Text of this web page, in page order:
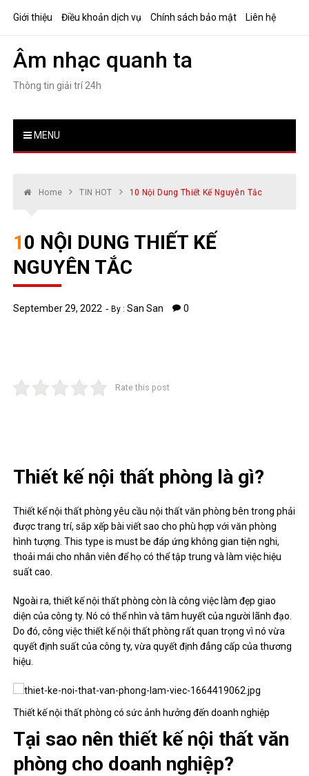
Giới thiệu Điều khoản dịch vụ Chính sách bảo mật Liên hệ
Âm nhạc quanh ta
Thông tin giải trí 24h
MENU
Home TIN HOT 10 Nội Dung Thiết Kế Nguyên Tắc
10 NỘI DUNG THIẾT KẾ
NGUYÊN TẮC
September 29, 2022 By :San San 0
Rate this post
Thiết kế nội thất phòng là gì?
Thiết kế nội thất phòng yêu cầu nội thất văn phòng bên trong phải
được trang trí, sắp xếp bài viết sao cho phù hợp với văn phòng
hình tượng. This type is must be đáp ứng không gian tiện nghi,
thoải mái cho nhân viên để họ có thể tập trung và làm việc hiệu
suất cao.
Ngoài ra, thiết kế nội thất phòng còn là công việc làm đẹp giao
diện của công ty. Nó có thể nhìn và tâm huyết của người lãnh đạo.
Do đó, công việc thiết kế nội thất phòng rất quan trọng vì nó vừa
quyết định suất của công ty, vừa quyết định đẳng cấp của thương
hiệu.
Thiết kế nội thất phòng có sức ảnh hưởng đến doanh nghiệp
Tại sao nên thiết kế nội thất văn
phòng cho doanh nghiệp?